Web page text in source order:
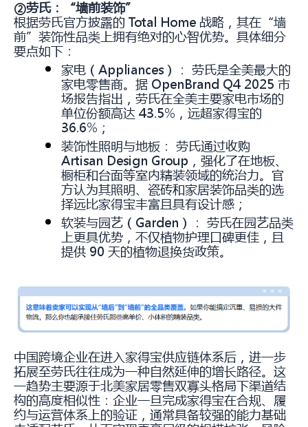
②劳氏：“墙前装饰”
根据劳氏官方披露的 Total Home 战略，其在“墙
前”装饰性品类上拥有绝对的心智优势。具体细分
要点如下：
家电（Appliances）： 劳氏是全美最大的
家电零售商。据 OpenBrand Q4 2025 市
场报告指出，劳氏在全美主要家电市场的
单位份额高达 43.5%，远超家得宝的
36.6%；
装饰性照明与地板： 劳氏通过收购
Artisan Design Group，强化了在地板、
橱柜和台面等室内精装领域的统治力。官
方认为其照明、瓷砖和家居装饰品类的选
择远比家得宝丰富且具有设计感；
软装与园艺（Garden）： 劳氏在园艺品类
上更具优势，不仅植物护理口碑更佳，且
提供 90 天的植物退换货政策。
中国跨境企业在进入家得宝供应链体系后，进一步
拓展至劳氏往往成为一种自然延伸的增长路径。这
一趋势主要源于北美家居零售双寡头格局下渠道结
构的高度相似性：企业一旦完成家得宝在合规、履
约与运营体系上的验证，通常具备较强的能力基础